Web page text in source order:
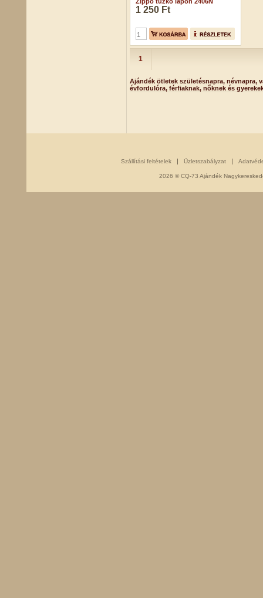
1 250 Ft
1
Ajándék ötletek születésnapra, névnapra,
évfordulóra, férfiaknak, nőknek és
Szállítási feltételek Üzletszabályzat
2026 © CQ-73 Ajándék